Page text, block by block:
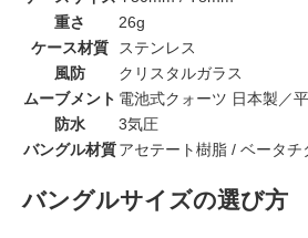
重さ
26g
ケース材質
ステンレス
風防
クリスタルガラス
ムーブメント 電池式クォーツ 日本製／
防水
3気圧
バングル材質 アセテート樹脂 / ベータチ
バングルサイズの選び方